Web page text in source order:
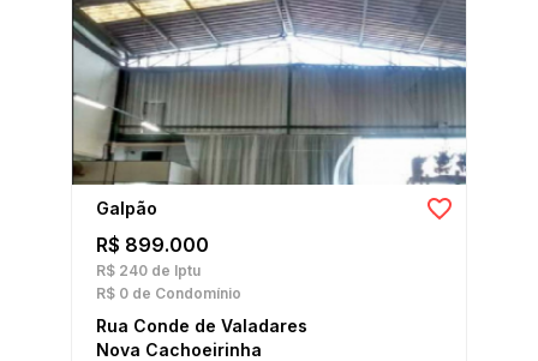
Galpão
R$ 899.000
R$ 240 de Iptu
R$ 0 de Condomínio
Rua Conde de Valadares
Nova Cachoeirinha